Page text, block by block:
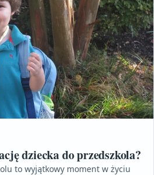
dziecka do przedszkola?
to wyjątkowy moment w życiu